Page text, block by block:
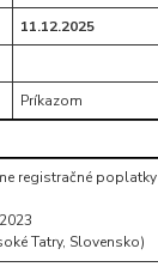
11.12.2025
Príkazom
registračné
Tatry, Slovensko)